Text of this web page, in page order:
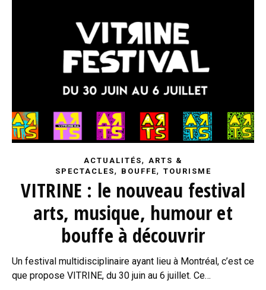
ACTUALITÉS, ARTS &
SPECTACLES, BOUFFE, TOURISME
VITRINE : le nouveau festival
arts, musique, humour et
bouffe à découvrir
Un festival multidisciplinaire ayant lieu à Montréal, c’est ce
que propose VITRINE, du 30 juin au 6 juillet. Ce…